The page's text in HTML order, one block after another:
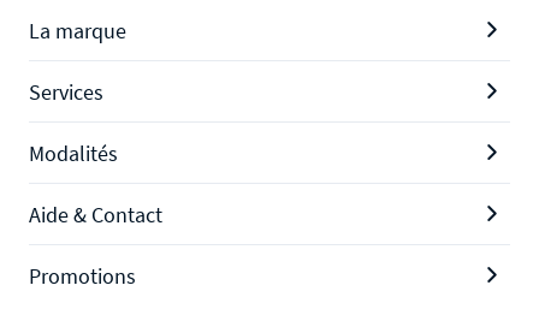
La marque
Services
Modalités
Aide & Contact
Promotions